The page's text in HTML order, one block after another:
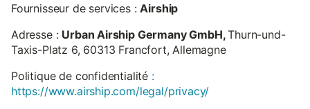
Fournisseur de services :Airship
Adresse : Urban Airship Germany GmbH,Thurn-und-
Taxis-Platz 6, 60313 Francfort, Allemagne
Politique de confidentialité :
https://www.airship.com/legal/privacy/